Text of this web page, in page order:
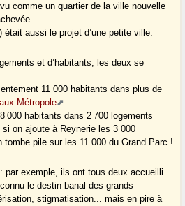
comme un quartier de la ville nouvelle
était aussi le projet d’une petite ville.
et d’habitants, les deux se
11 000 habitants dans plus de
Métropole
000 habitants dans 2 700 logements
si on ajoute à Reynerie les 3 000
tombe pile sur les 11 000 du Grand Parc !
: par exemple, ils ont tous deux accueilli
le destin banal des grands
stigmatisation... mais en pire à